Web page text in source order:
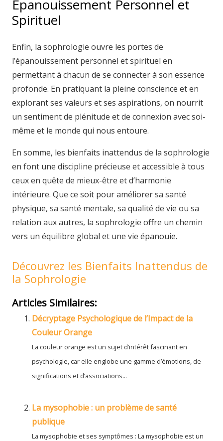
Épanouissement Personnel et
Spirituel
Enfin, la sophrologie ouvre les portes de
l’épanouissement personnel et spirituel en
permettant à chacun de se connecter à son essence
profonde. En pratiquant la pleine conscience et en
explorant ses valeurs et ses aspirations, on nourrit
un sentiment de plénitude et de connexion avec soi-
même et le monde qui nous entoure.
En somme, les bienfaits inattendus de la sophrologie
en font une discipline précieuse et accessible à tous
ceux en quête de mieux-être et d’harmonie
intérieure. Que ce soit pour améliorer sa santé
physique, sa santé mentale, sa qualité de vie ou sa
relation aux autres, la sophrologie offre un chemin
vers un équilibre global et une vie épanouie.
Découvrez les Bienfaits Inattendus de
la Sophrologie
Articles Similaires:
Décryptage Psychologique de l’Impact de la
Couleur Orange
La couleur orange est un sujet d’intérêt fascinant en
psychologie, car elle englobe une gamme d’émotions, de
significations et d’associations...
La mysophobie : un problème de santé
publique
La mysophobie et ses symptômes : La mysophobie est un